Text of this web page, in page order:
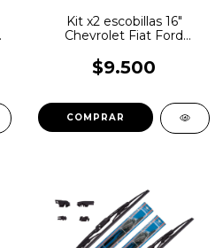
Kit x2 escobillas 16"
Chevrolet Fiat Ford
$9.500